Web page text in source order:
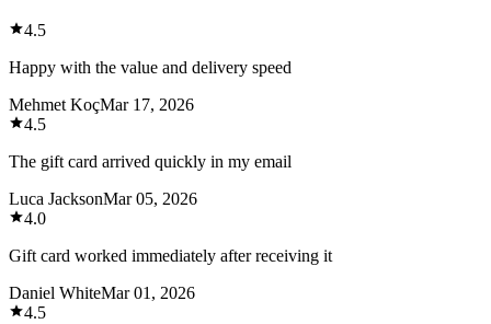
4.5
Happy with the value and delivery speed
Mehmet KoçMar 17, 2026
4.5
The gift card arrived quickly in my email
Luca JacksonMar 05, 2026
4.0
Gift card worked immediately after receiving it
Daniel WhiteMar 01, 2026
4.5